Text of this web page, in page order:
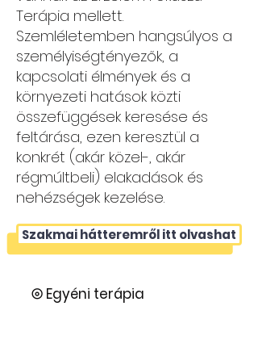
Terápia mellett.
Szemléletemben hangsúlyos a
személyiségtényezők, a
kapcsolati élmények és a
környezeti hatások közti
összefüggések keresése és
feltárása, ezen keresztül a
konkrét (akár közel-, akár
régmúltbeli) elakadások és
nehézségek kezelése.
Szakmai hátteremről itt olvashat
⦾ Egyéni terápia